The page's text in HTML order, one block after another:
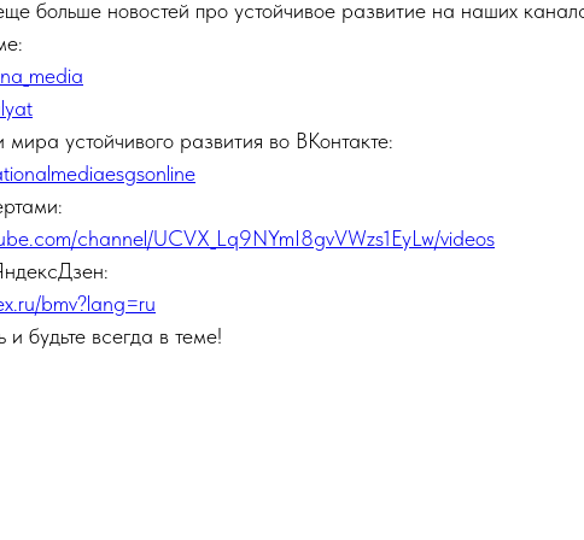
больше новостей про устойчивое развитие на наших
устойчивого развития во ВКонтакте:
channel/UCVX_Lq9NYmI8gvVWzs1EyLw/videos
bmv?lang=ru
и будьте всегда в теме!